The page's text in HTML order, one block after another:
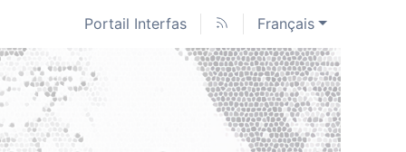
Portail Interfas Français